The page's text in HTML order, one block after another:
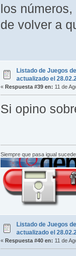
los
de volver a
Listado de Juegos
actualizado el
« Respuesta #39 en: 11 de
Si opino
Siempre que pasa igual
Listado de Juegos
actualizado el
« Respuesta #40 en: 11 de